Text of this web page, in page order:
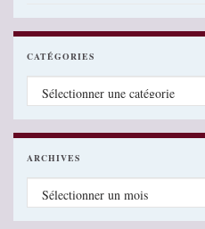
CATÉGORIES
Catégories
ARCHIVES
Archives